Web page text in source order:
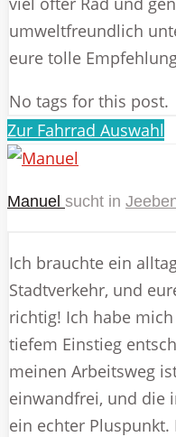
umweltfreundlich
eure tolle
No tags for this post.
Zur Fahrrad Auswahl
Manuel sucht in
Ich brauchte ein
Stadtverkehr, und
richtig! Ich habe
tiefem Einstieg
meinen Arbeitsweg
einwandfrei, und die
ein echter